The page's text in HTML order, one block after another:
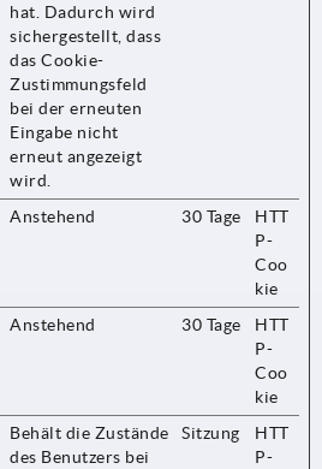
hat. Dadurch wird
sichergestellt, dass
das Cookie-
Zustimmungsfeld
bei der erneuten
Eingabe nicht
erneut angezeigt
wird.
Anstehend 30 Tage
HTT
P-
Coo
kie
Anstehend 30 Tage
HTT
P-
Coo
kie
Behält die Zustände
des Benutzers bei
Sitzung
HTT
P-